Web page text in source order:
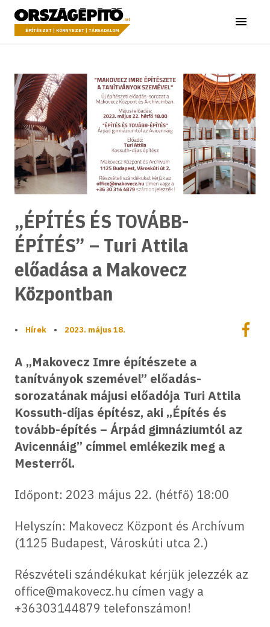
a tartalomhoz
Országépítő
ÉPÍTÉSZET | KÖRNYEZET | TÁRSADALOM Menü
„ÉPÍTÉS ÉS TOVÁBB-
ÉPÍTÉS” – Turi Attila
előadása a Makovecz
Központban
• Hírek • 2023. május 18.
A „Makovecz Imre építészete a
tanítványok szemével” előadás-
sorozatának májusi előadója Turi Attila
Kossuth-díjas építész, aki „Építés és
tovább-építés – Árpád gimnáziumtól az
Avicennáig” címmel emlékezik meg a
Mesterről.
Időpont: 2023 május 22. (hétfő) 18:00
Helyszín: Makovecz Központ és Archívum
(1125 Budapest, Városkúti utca 2.)
Részvételi szándékukat kérjük jelezzék az
office@makovecz.hu címen vagy a
+36303144879 telefonszámon!